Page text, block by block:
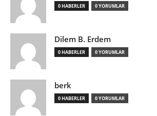
0 HABERLER 0 YORUMLAR
Dilem B. Erdem
0 HABERLER 0 YORUMLAR
berk
0 HABERLER 0 YORUMLAR